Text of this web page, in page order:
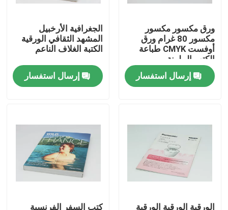
جولة في المعمل
ضبط الجودة
طلب اقتباس
صندوق تغليف الطباعة
صندوق تغليف VAPE
ورق مكسور مكسور
مكسور 80 غرام ورق
أوفست CMYK طباعة
الكتب الملونة
إرسال استفسار
الجغرافية الأرخبيل
المشهد الثقافي الورقية
الكتبة الغلاف الناعم
إرسال استفسار
الورقية الورقية الورقية كتب السفر الفرنسية